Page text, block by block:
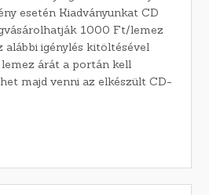
esetén Kiadványunkat CD
1000 Ft/lemez
alábbi igénylés kitöltésével
árát a portán kell
majd venni az elkészült CD-